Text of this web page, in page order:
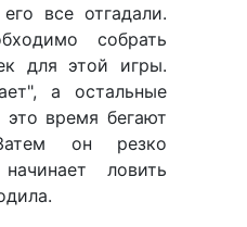
все отгадали.
собрать
для этой игры.
а остальные
время бегают
он резко
ловить